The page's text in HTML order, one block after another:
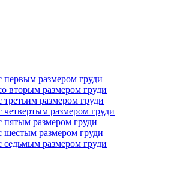
первым размером груди
вторым размером груди
третьим размером груди
четвертым размером груди
пятым размером груди
шестым размером груди
седьмым размером груди